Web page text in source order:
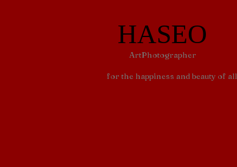
​HASEO
​ArtPhotographer
for the happiness and beauty of all